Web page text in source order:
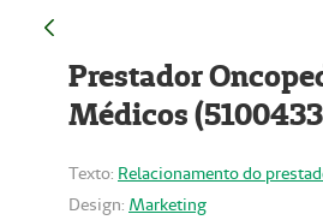
Prestador
Médicos
Texto: Relacionamento do
Design: Marketing